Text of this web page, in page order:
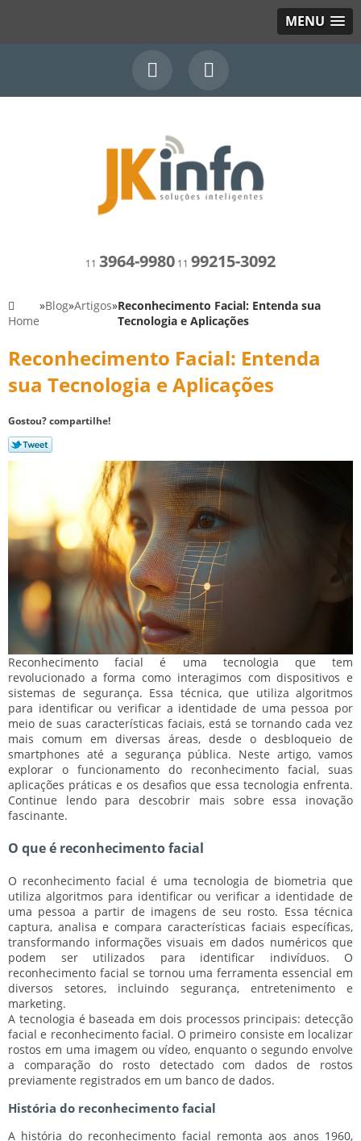
MENU
11 3964-9980 11 99215-3092
Home
»Blog»Artigos»Reconhecimento Facial: Entenda sua
Tecnologia e Aplicações
Reconhecimento Facial: Entenda
sua Tecnologia e Aplicações
Gostou? compartilhe!
Reconhecimento facial é uma tecnologia que tem
revolucionado a forma como interagimos com dispositivos e
sistemas de segurança. Essa técnica, que utiliza algoritmos
para identificar ou verificar a identidade de uma pessoa por
meio de suas características faciais, está se tornando cada vez
mais comum em diversas áreas, desde o desbloqueio de
smartphones até a segurança pública. Neste artigo, vamos
explorar o funcionamento do reconhecimento facial, suas
aplicações práticas e os desafios que essa tecnologia enfrenta.
Continue lendo para descobrir mais sobre essa inovação
fascinante.
O que é reconhecimento facial
O reconhecimento facial é uma tecnologia de biometria que
utiliza algoritmos para identificar ou verificar a identidade de
uma pessoa a partir de imagens de seu rosto. Essa técnica
captura, analisa e compara características faciais específicas,
transformando informações visuais em dados numéricos que
podem ser utilizados para identificar indivíduos. O
reconhecimento facial se tornou uma ferramenta essencial em
diversos setores, incluindo segurança, entretenimento e
marketing.
A tecnologia é baseada em dois processos principais: detecção
facial e reconhecimento facial. O primeiro consiste em localizar
rostos em uma imagem ou vídeo, enquanto o segundo envolve
a comparação do rosto detectado com dados de rostos
previamente registrados em um banco de dados.
História do reconhecimento facial
A história do reconhecimento facial remonta aos anos 1960,